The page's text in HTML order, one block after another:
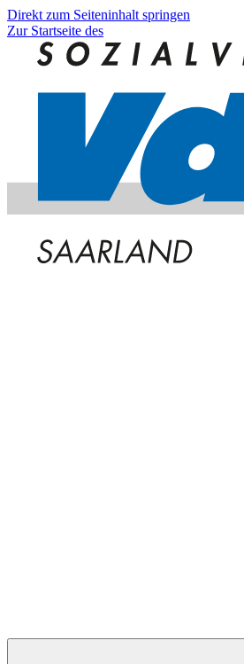
Direkt zum Seiteninhalt springen
Zur Startseite des